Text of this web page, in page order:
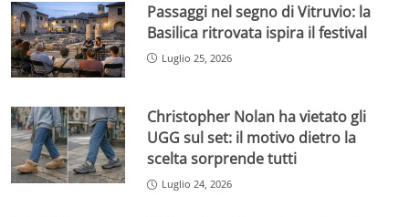
Passaggi nel segno di Vitruvio: la
Basilica ritrovata ispira il festival
Luglio 25, 2026
Christopher Nolan ha vietato gli
UGG sul set: il motivo dietro la
scelta sorprende tutti
Luglio 24, 2026